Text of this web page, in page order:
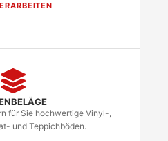
für Sie hochwertige Vinyl-,
und Teppichböden.